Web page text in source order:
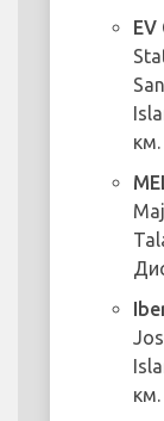
EV
км.
км.